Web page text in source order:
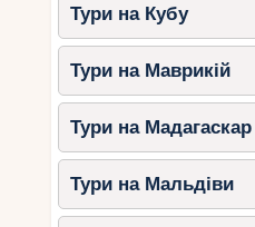
Тури на Кубу
Тури на Маврикій
Тури на Мадагаскар
Тури на Мальдіви